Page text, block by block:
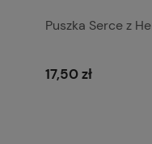
Puszka Serce z
17,50 zł